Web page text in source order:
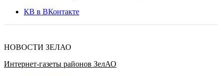
КВ в ВКонтакте
НОВОСТИ ЗЕЛАО
Интернет-газеты районов ЗелАО